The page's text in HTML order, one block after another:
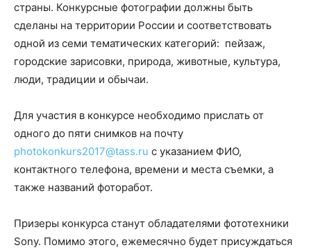
страны. Конкурсные фотографии должны быть
сделаны на территории России и соответствовать
одной из семи тематических категорий: пейзаж,
городские зарисовки, природа, животные, культура,
люди, традиции и обычаи.
Для участия в конкурсе необходимо прислать от
одного до пяти снимков на почту
photokonkurs2017@tass.ru с указанием ФИО,
контактного телефона, времени и места съемки, а
также названий фоторабот.
Призеры конкурса станут обладателями фототехники
Sony. Помимо этого, ежемесячно будет присуждаться